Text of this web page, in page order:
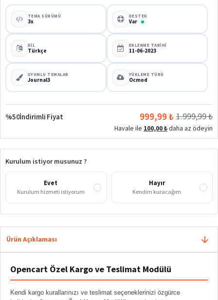
TEMA SÜRÜMÜ
3x
DESTEK
Var
DIL
Türkçe
EKLENME TARIHI
11-06-2023
UYUMLU TEMALAR
Journal3
YÜKLEME TÜRÜ
Ocmod
İndirimli Fiyat
%50 999,99 ₺ 1.999,99 ₺
Havale ile 100,00 ₺daha az ödeyin
Kurulum istiyor musunuz ?
Evet
Kurulum hizmeti istiyorum
Hayır
Kendim kuracağım
Ürün Açıklaması
Opencart Özel Kargo ve Teslimat Modülü
Kendi kargo kurallarınızı ve teslimat seçeneklerinizi özgürce